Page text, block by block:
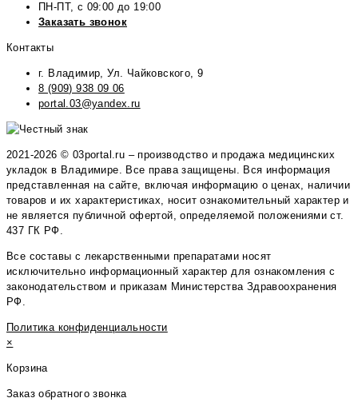
ПН-ПТ, с 09:00 до 19:00
Заказать звонок
Контакты
г. Владимир, Ул. Чайковского, 9
8 (909) 938 09 06
portal.03@yandex.ru
2021-2026 © 03portal.ru – производство и продажа медицинских
укладок в Владимире. Все права защищены. Вся информация
представленная на сайте, включая информацию о ценах, наличии
товаров и их характеристиках, носит ознакомительный характер и
не является публичной офертой, определяемой положениями ст.
437 ГК РФ.
Все составы с лекарственными препаратами носят
исключительно информационный характер для ознакомления с
законодательством и приказам Министерства Здравоохранения
РФ.
Политика конфиденциальности
×
Корзина
Заказ обратного звонка